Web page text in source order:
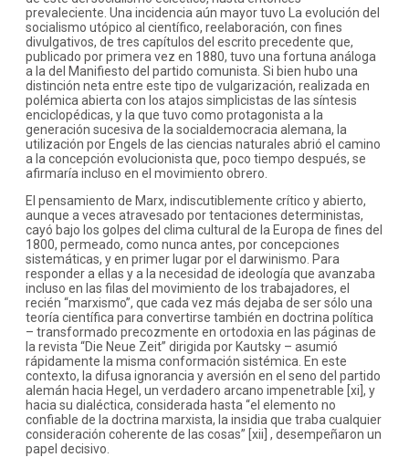
prevaleciente. Una incidencia aún mayor tuvo La evolución del
socialismo utópico al científico, reelaboración, con fines
divulgativos, de tres capítulos del escrito precedente que,
publicado por primera vez en 1880, tuvo una fortuna análoga
a la del Manifiesto del partido comunista. Si bien hubo una
distinción neta entre este tipo de vulgarización, realizada en
polémica abierta con los atajos simplicistas de las síntesis
enciclopédicas, y la que tuvo como protagonista a la
generación sucesiva de la socialdemocracia alemana, la
utilización por Engels de las ciencias naturales abrió el camino
a la concepción evolucionista que, poco tiempo después, se
afirmaría incluso en el movimiento obrero.
El pensamiento de Marx, indiscutiblemente crítico y abierto,
aunque a veces atravesado por tentaciones deterministas,
cayó bajo los golpes del clima cultural de la Europa de fines del
1800, permeado, como nunca antes, por concepciones
sistemáticas, y en primer lugar por el darwinismo. Para
responder a ellas y a la necesidad de ideología que avanzaba
incluso en las filas del movimiento de los trabajadores, el
recién “marxismo”, que cada vez más dejaba de ser sólo una
teoría científica para convertirse también en doctrina política
– transformado precozmente en ortodoxia en las páginas de
la revista “Die Neue Zeit” dirigida por Kautsky – asumió
rápidamente la misma conformación sistémica. En este
contexto, la difusa ignorancia y aversión en el seno del partido
alemán hacia Hegel, un verdadero arcano impenetrable [xi], y
hacia su dialéctica, considerada hasta “el elemento no
confiable de la doctrina marxista, la insidia que traba cualquier
consideración coherente de las cosas” [xii] , desempeñaron un
papel decisivo.